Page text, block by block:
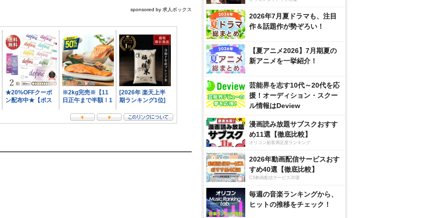
sponsored by 求人ボックス
2026年7月夏ドラマも、注目
作＆話題作が勢ぞろい！
【夏アニメ2026】7月期夏の
新アニメを一挙紹介！
芸能界を志す10代～20代を応
援！オーディション・スクー
ル情報はDeview
漫画読み放題サブスクおすす
め11選【徹底比較】
オリコン顧客満足度ランキング
2026年動画配信サービスおす
すめ40選【徹底比較】
CS動画配信サービス20選
毎週の音楽ランキングから、
ヒットの推移をチェック！